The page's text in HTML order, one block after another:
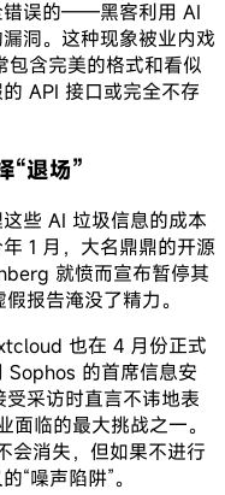
错误的——黑客利用 AI
洞。这种现象被业内戏
包含完美的格式和看似
API 接口或完全不存
“退场”
些 AI 垃圾信息的成本
1 月，大名鼎鼎的开源
就愤而宣布暂停其
报告淹没了精力。
也在 4 月份正式
Sophos 的首席信息安
采访时直言不讳地表
临的最大挑战之一。
会消失，但如果不进行
“噪声陷阱”。